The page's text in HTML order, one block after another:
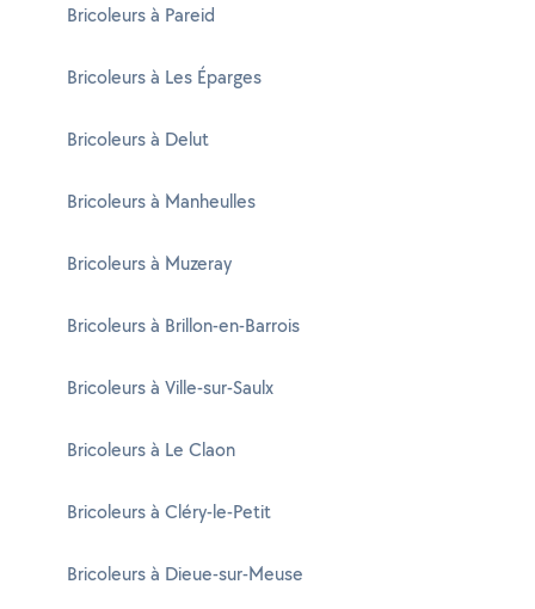
Bricoleurs à Pareid
Bricoleurs à Les Éparges
Bricoleurs à Delut
Bricoleurs à Manheulles
Bricoleurs à Muzeray
Bricoleurs à Brillon-en-Barrois
Bricoleurs à Ville-sur-Saulx
Bricoleurs à Le Claon
Bricoleurs à Cléry-le-Petit
Bricoleurs à Dieue-sur-Meuse